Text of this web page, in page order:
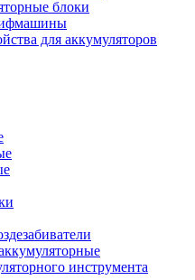
блоки
для аккумуляторов
инструмента